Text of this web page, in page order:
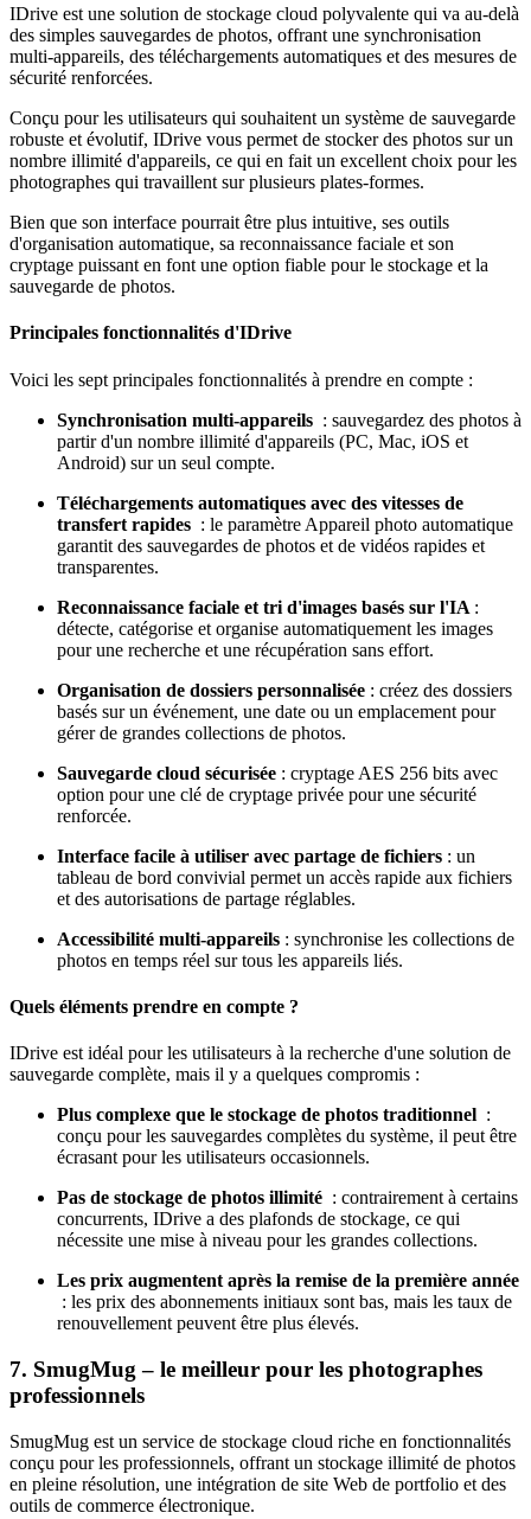
IDrive est une solution de stockage cloud polyvalente qui va au-delà
des simples sauvegardes de photos, offrant une synchronisation
multi-appareils, des téléchargements automatiques et des mesures de
sécurité renforcées.
Conçu pour les utilisateurs qui souhaitent un système de sauvegarde
robuste et évolutif, IDrive vous permet de stocker des photos sur un
nombre illimité d'appareils, ce qui en fait un excellent choix pour les
photographes qui travaillent sur plusieurs plates-formes.
Bien que son interface pourrait être plus intuitive, ses outils
d'organisation automatique, sa reconnaissance faciale et son
cryptage puissant en font une option fiable pour le stockage et la
sauvegarde de photos.
Principales fonctionnalités d'IDrive
Voici les sept principales fonctionnalités à prendre en compte :
Synchronisation multi-appareils : sauvegardez des photos à
partir d'un nombre illimité d'appareils (PC, Mac, iOS et
Android) sur un seul compte.
Téléchargements automatiques avec des vitesses de
transfert rapides : le paramètre Appareil photo automatique
garantit des sauvegardes de photos et de vidéos rapides et
transparentes.
Reconnaissance faciale et tri d'images basés sur l'IA :
détecte, catégorise et organise automatiquement les images
pour une recherche et une récupération sans effort.
Organisation de dossiers personnalisée : créez des dossiers
basés sur un événement, une date ou un emplacement pour
gérer de grandes collections de photos.
Sauvegarde cloud sécurisée : cryptage AES 256 bits avec
option pour une clé de cryptage privée pour une sécurité
renforcée.
Interface facile à utiliser avec partage de fichiers : un
tableau de bord convivial permet un accès rapide aux fichiers
et des autorisations de partage réglables.
Accessibilité multi-appareils : synchronise les collections de
photos en temps réel sur tous les appareils liés.
Quels éléments prendre en compte ?
IDrive est idéal pour les utilisateurs à la recherche d'une solution de
sauvegarde complète, mais il y a quelques compromis :
Plus complexe que le stockage de photos traditionnel :
conçu pour les sauvegardes complètes du système, il peut être
écrasant pour les utilisateurs occasionnels.
Pas de stockage de photos illimité : contrairement à certains
concurrents, IDrive a des plafonds de stockage, ce qui
nécessite une mise à niveau pour les grandes collections.
Les prix augmentent après la remise de la première année
: les prix des abonnements initiaux sont bas, mais les taux de
renouvellement peuvent être plus élevés.
7. SmugMug – le meilleur pour les photographes
professionnels
SmugMug est un service de stockage cloud riche en fonctionnalités
conçu pour les professionnels, offrant un stockage illimité de photos
en pleine résolution, une intégration de site Web de portfolio et des
outils de commerce électronique.